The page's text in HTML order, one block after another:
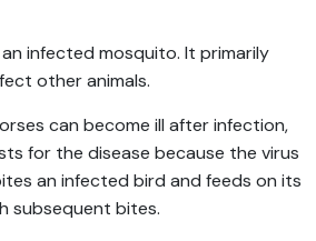
infected mosquito. It primarily
other animals.
can become ill after infection,
for the disease because the virus
an infected bird and feeds on its
subsequent bites.